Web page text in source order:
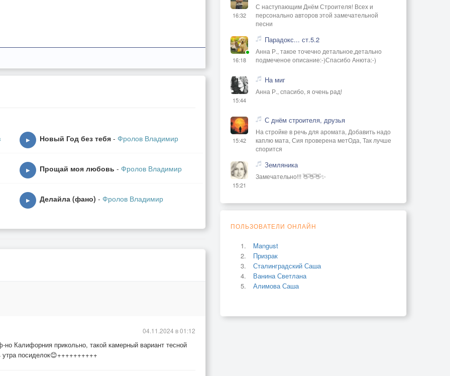
▶ Новый Год без тебя - Фролов Владимир
▶ Прощай моя любовь - Фролов Владимир
▶ Делайла (фано) - Фролов Владимир
Калифорния прикольно, такой камерный вариант тесной
утра посиделок😊++++++++++
04.11.2024 в 01:12
16:32
С наступающим Днём Строителя! Всех и
персонально авторов этой замечательной
песни
16:18
Парадокс... ст.5.2
Анна Р., такое точечно детальное,детально
подмеченое описание:-)Спасибо Анюта:-)
15:44
На миг
Анна Р., спасибо, я очень рад!
15:42
С днём строителя, друзья
На стройке в речь для аромата, Добавить надо
каплю мата, Сия проверена метОда, Так лучше
спорится
15:21
Земляника
Замечательно!!! 👋👋👋✨
ПОЛЬЗОВАТЕЛИ ОНЛАЙН
Mangust
Призрак
Сталинградский Саша
Ванина Светлана
Алимова Саша